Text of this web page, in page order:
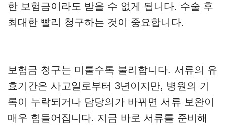
한 보험금이라도 받을 수 없게 됩니다. 수술 후
최대한 빨리 청구하는 것이 중요합니다.
보험금 청구는 미룰수록 불리합니다. 서류의 유
효기간은 사고일로부터 3년이지만, 병원의 기
록이 누락되거나 담당의가 바뀌면 서류 보완이
매우 힘들어집니다. 지금 바로 서류를 준비해